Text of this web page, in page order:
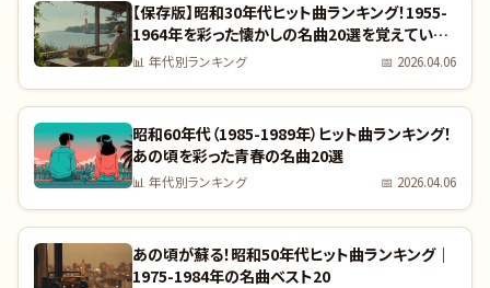
【保存版】昭和30年代ヒット曲ランキング！1955-
1964年を彩った懐かしの名曲20選を覚えていま
すか？｜全曲リスト付き
📊 年代別ランキング 📅 2026.04.06
昭和60年代（1985-1989年）ヒット曲ランキング！
あの頃を彩った青春の名曲20選
📊 年代別ランキング 📅 2026.04.06
あの頃が蘇る！昭和50年代ヒット曲ランキング｜
1975-1984年の名曲ベスト20